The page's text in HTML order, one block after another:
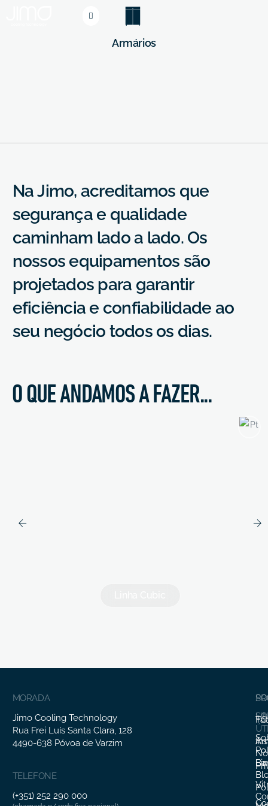
Armários
NaJimo, acreditamos que
segurança e qualidade
caminham ladoa lado. Os
nossos equipamentos são
projetados para garantir
eficiência e confiabilidade ao
seu negócio todos os dias.
O QUE ANDAMOS A FAZER...
MORADA
Jimo Cooling Technology
Rua Frei Luís Santa Clara, 128
4490-638 Póvoa de Varzim
TELEFONE
(+351) 252 290 000